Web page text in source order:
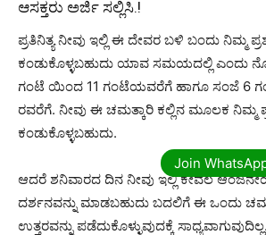
ಆಸಕ್ತರು ಅರ್ಜಿ ಸಲ್ಲಿಸಿ.!
ಪ್ರತಿನಿತ್ಯ ನೀವು ಇಲ್ಲಿ ಈ ದೇವರ ಬಳಿ ಬಂದು ನಿಮ್ಮ
ಕಂಡುಕೊಳ್ಳಬಹುದು ಯಾವ ಸಮಯದಲ್ಲಿ ಎಂದು
ಗಂಟೆ ಯಿಂದ 11 ಗಂಟೆಯವರೆಗೆ ಹಾಗೂ ಸಂಜೆ 6
ರವರೆಗೆ. ನೀವು ಈ ಚಮತ್ಕಾರಿ ಕಲ್ಲಿನ ಮೂಲಕ ನಿಮ್ಮ
ಕಂಡುಕೊಳ್ಳಬಹುದು.
ಆದರೆ ಶನಿವಾರದ ದಿನ ನೀವು ಇಲ್ಲಿ ಕೇವಲ
ದರ್ಶನವನ್ನು ಮಾಡಬಹುದು ಬದಲಿಗೆ ಈ ಒಂದು
ಉತ್ತರವನ್ನು ಪಡೆದುಕೊಳ್ಳುವುದಕ್ಕೆ